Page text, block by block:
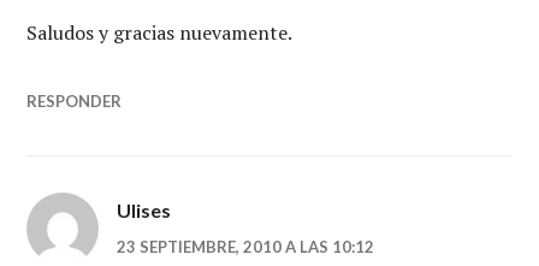
Saludos y gracias nuevamente.
RESPONDER
Ulises
23 SEPTIEMBRE, 2010 A LAS 10:12